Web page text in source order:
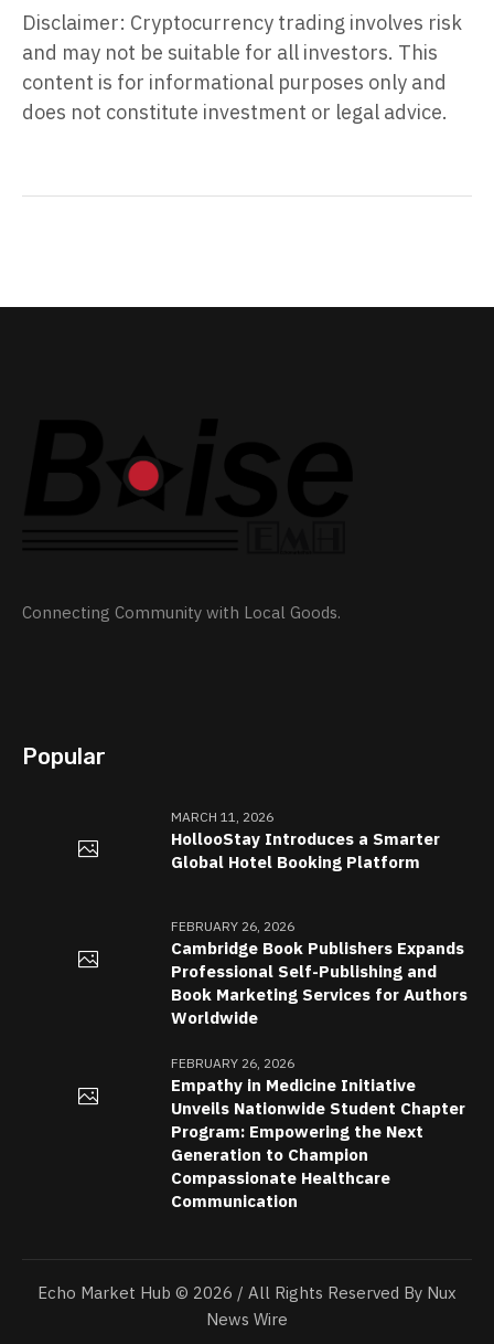
Disclaimer: Cryptocurrency trading involves risk
and may not be suitable for all investors. This
content is for informational purposes only and
does not constitute investment or legal advice.
Connecting Community with Local Goods.
Popular
MARCH 11, 2026
HollooStay Introduces a Smarter
Global Hotel Booking Platform
FEBRUARY 26, 2026
Cambridge Book Publishers Expands
Professional Self-Publishing and
Book Marketing Services for Authors
Worldwide
FEBRUARY 26, 2026
Empathy in Medicine Initiative
Unveils Nationwide Student Chapter
Program: Empowering the Next
Generation to Champion
Compassionate Healthcare
Communication
Echo Market Hub © 2026 / All Rights Reserved By Nux
News Wire